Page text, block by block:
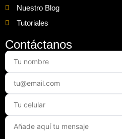
Nuestro Blog
Tutoriales
Contáctanos